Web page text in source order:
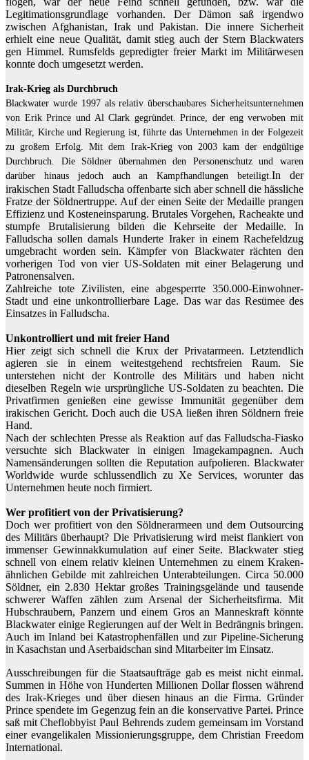
Legitimationsgrundlage vorhanden. Der Dämon saß irgendwo
zwischen Afghanistan, Irak und Pakistan. Die innere Sicherheit
erhielt eine neue Qualität, damit stieg auch der Stern Blackwaters
gen Himmel. Rumsfelds gepredigter freier Markt im Militärwesen
konnte doch umgesetzt werden.
Irak-Krieg als Durchbruch
Blackwater wurde 1997 als relativ überschaubares Sicherheitsunternehmen
von Erik Prince und Al Clark gegründet. Prince, der eng verwoben mit
Militär, Kirche und Regierung ist, führte das Unternehmen in der Folgezeit
zu großem Erfolg. Mit dem Irak-Krieg von 2003 kam der endgültige
Durchbruch. Die Söldner übernahmen den Personenschutz und waren
darüber hinaus jedoch auch an Kampfhandlungen beteiligt.In der
irakischen Stadt Falludscha offenbarte sich aber schnell die hässliche
Fratze der Söldnertruppe. Auf der einen Seite der Medaille prangen
Effizienz und Kosteneinsparung. Brutales Vorgehen, Racheakte und
stumpfe Brutalisierung bilden die Kehrseite der Medaille. In
Falludscha sollen damals Hunderte Iraker in einem Rachefeldzug
umgebracht worden sein. Kämpfer von Blackwater rächten den
vorherigen Tod von vier US-Soldaten mit einer Belagerung und
Patronensalven.
Zahlreiche tote Zivilisten, eine abgesperrte 350.000-Einwohner-
Stadt und eine unkontrollierbare Lage. Das war das Resümee des
Einsatzes in Falludscha.
Unkontrolliert und mit freier Hand
Hier zeigt sich schnell die Krux der Privatarmeen. Letztendlich
agieren sie in einem weitestgehend rechtsfreien Raum. Sie
unterstehen nicht der Kontrolle des Militärs und haben nicht
dieselben Regeln wie ursprüngliche US-Soldaten zu beachten. Die
Privatfirmen genießen eine gewisse Immunität gegenüber dem
irakischen Gericht. Doch auch die USA ließen ihren Söldnern freie
Hand.
Nach der schlechten Presse als Reaktion auf das Falludscha-Fiasko
versuchte sich Blackwater in einigen Imagekampagnen. Auch
Namensänderungen sollten die Reputation aufpolieren. Blackwater
Worldwide wurde schlussendlich zu Xe Services, worunter das
Unternehmen heute noch firmiert.
Wer profitiert von der Privatisierung?
Doch wer profitiert von den Söldnerarmeen und dem Outsourcing
des Militärs überhaupt? Die Privatisierung wird meist flankiert von
immenser Gewinnakkumulation auf einer Seite. Blackwater stieg
schnell von einem relativ kleinen Unternehmen zu einem Kraken-
ähnlichen Gebilde mit zahlreichen Unterabteilungen. Circa 50.000
Söldner, ein 2.830 Hektar großes Trainingsgelände und tausende
schwerer Waffen zählen zum Arsenal der Sicherheitsfirma. Mit
Hubschraubern, Panzern und einem Gros an Manneskraft könnte
Blackwater einige Regierungen auf der Welt in Bedrängnis bringen.
Auch im Inland bei Katastrophenfällen und zur Pipeline-Sicherung
in Kasachstan und Aserbaidschan sind Mitarbeiter im Einsatz.
Ausschreibungen für die Staatsaufträge gab es meist nicht einmal.
Summen in Höhe von Hunderten Millionen Dollar flossen während
des Irak-Krieges und über diesen hinaus an die Firma. Gründer
Prince spendete im Gegenzug fein an die konservative Partei. Prince
saß mit Cheflobbyist Paul Behrends zudem gemeinsam im Vorstand
einer evangelikalen Missionierungsgruppe, dem Christian Freedom
International.